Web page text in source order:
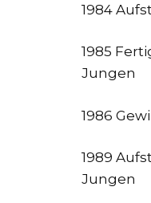
1984
1985
Jungen
1986
1989
Jungen